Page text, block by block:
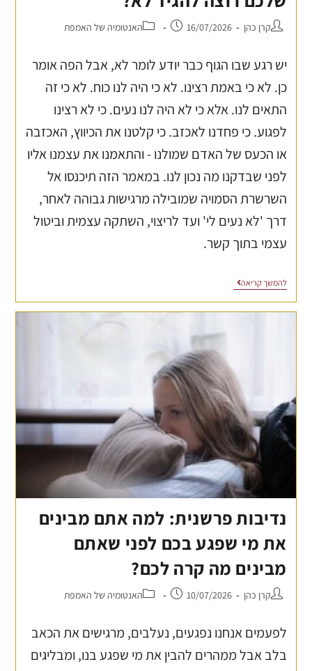
קרן כהן 16/07/2026 האנטומיה של האמפת
יש רגע שבו הגוף כבר יודע לומר לא, אבל הפה אומר
כן. לא כי באמת רצינו. לא כי היה לנו כוח. לא כי זה
התאים לנו. אלא כי לא היה לנו נעים. כי לא רצינו
לפגוע. כי פחדנו לאכזב. כי קלטנו את הכיווץ, האכזבה
או הכעס של האדם שמולנו - והתאמנו את עצמנו אליו
לפני שבדקנו מה נכון לנו. במאמר הזה תיכנסו אל
השרשרת הסמויה שמובילה מרגישות גבוהה לאחר,
דרך 'לא נעים לי' ועד לריצוי, השתקה עצמית וביטול
עצמי בתוך קשר.
להמשך קריאה
נדיבות פרשנית: למה אתם מבינים
את מי שפגע בכם לפני שאתם
מבינים מה קרה לכם?
קרן כהן 10/07/2026 האנטומיה של האמפת
לפעמים אנחנו נפגעים, נעלבים, מרגישים את הכאב
בלב אבל ממהרים להבין את מי שפגע בנו, ומבליגים